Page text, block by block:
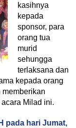
kasihnya
kepada
sponsor, para
orang tua
murid
sehungga
terlaksana dan
kepada orang
Milad ini.
pada hari Jumat,